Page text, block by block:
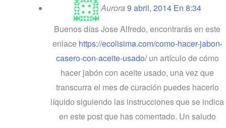
Aurora 9 abril, 2014 En 8:34
Buenos días Jose Alfredo, encontrarás en este
enlace https://ecolisima.com/como-hacer-jabon-
casero-con-aceite-usado/un artículo de cómo
hacer jabón con aceite usado, una vez que
transcurra el mes de curación puedes hacerlo
líquido siguiendo las instrucciones que se indica
en este post que has comentado. Un saludo